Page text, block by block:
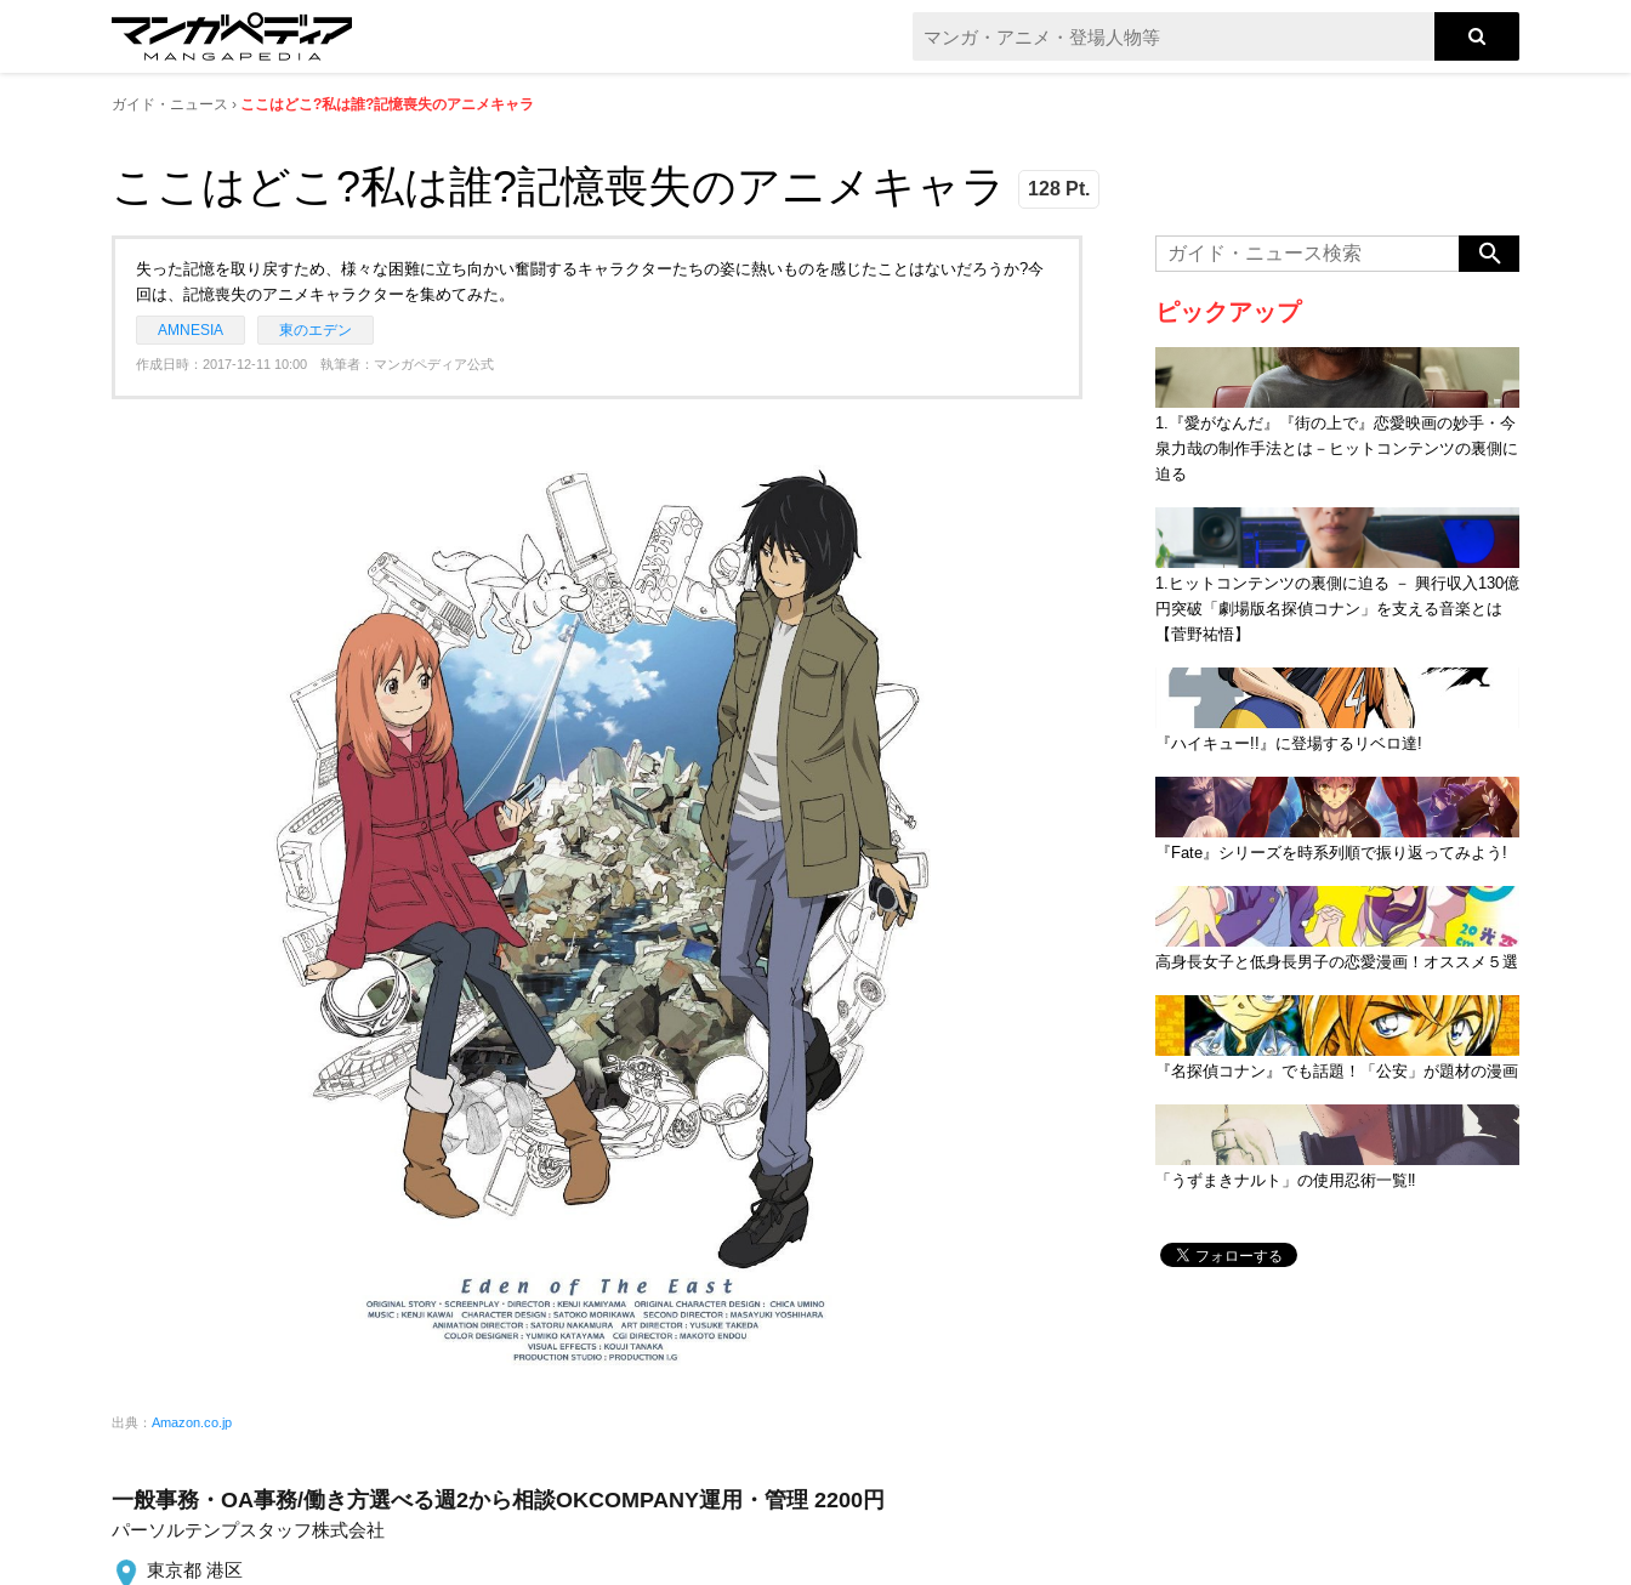
ガイド・ニュース ここはどこ?私は誰?記憶喪失のアニメキャラ
ここはどこ?私は誰?記憶喪失のアニメキャラ 128 Pt.
失った記憶を取り戻すため、様々な困難に立ち向かい奮闘するキャラクターたちの姿に熱いものを感じたことはないだろうか?今
回は、記憶喪失のアニメキャラクターを集めてみた。
AMNESIA 東のエデン
作成日時：2017-12-11 10:00 執筆者：マンガペディア公式
出典： Amazon.co.jp
一般事務・OA事務/働き方選べる週2から相談OKCOMPANY運用・管理 2200円
パーソルテンプスタッフ株式会社
東京都 港区
ピックアップ
1.『愛がなんだ』『街の上で』恋愛映画の妙手・今
泉力哉の制作手法とは－ヒットコンテンツの裏側に
迫る
1.ヒットコンテンツの裏側に迫る － 興行収入130億
円突破「劇場版名探偵コナン」を支える音楽とは
【菅野祐悟】
『ハイキュー!!』に登場するリベロ達!
『Fate』シリーズを時系列順で振り返ってみよう!
高身長女子と低身長男子の恋愛漫画！オススメ５選
『名探偵コナン』でも話題！「公安」が題材の漫画
「うずまきナルト」の使用忍術一覧‼